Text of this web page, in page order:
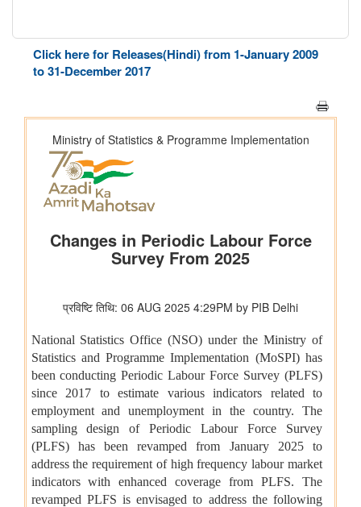
Click here for Releases(Hindi) from 1-January 2009
to 31-December 2017